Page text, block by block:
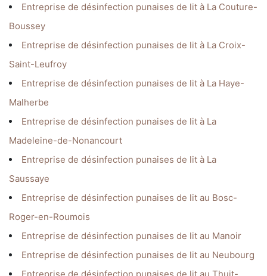
Entreprise de désinfection punaises de lit à La Couture-
Boussey
Entreprise de désinfection punaises de lit à La Croix-
Saint-Leufroy
Entreprise de désinfection punaises de lit à La Haye-
Malherbe
Entreprise de désinfection punaises de lit à La
Madeleine-de-Nonancourt
Entreprise de désinfection punaises de lit à La
Saussaye
Entreprise de désinfection punaises de lit au Bosc-
Roger-en-Roumois
Entreprise de désinfection punaises de lit au Manoir
Entreprise de désinfection punaises de lit au Neubourg